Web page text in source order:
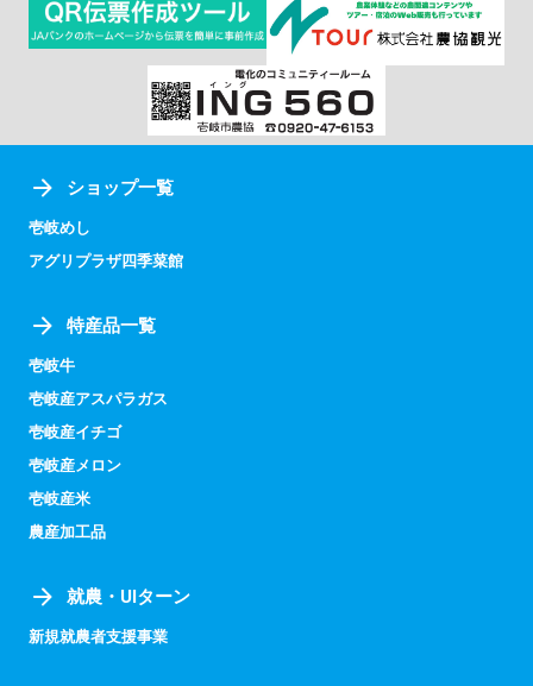
ショップ一覧
壱岐めし
アグリプラザ四季菜館
特産品一覧
壱岐牛
壱岐産アスパラガス
壱岐産イチゴ
壱岐産メロン
壱岐産米
農産加工品
就農・UIターン
新規就農者支援事業